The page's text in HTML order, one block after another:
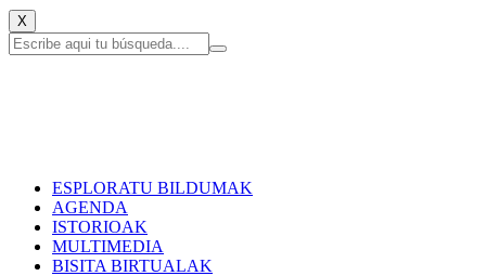
X
ESPLORATU BILDUMAK
AGENDA
ISTORIOAK
MULTIMEDIA
BISITA BIRTUALAK